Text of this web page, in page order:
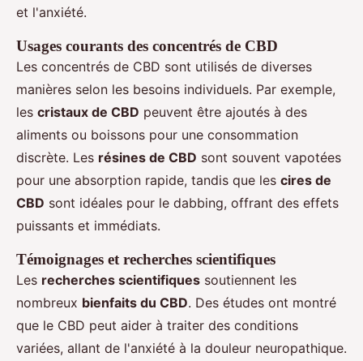
et l'anxiété.
Usages courants des concentrés de CBD
Les concentrés de CBD sont utilisés de diverses
manières selon les besoins individuels. Par exemple,
les cristaux de CBD peuvent être ajoutés à des
aliments ou boissons pour une consommation
discrète. Les résines de CBD sont souvent vapotées
pour une absorption rapide, tandis que les cires de
CBD sont idéales pour le dabbing, offrant des effets
puissants et immédiats.
Témoignages et recherches scientifiques
Les recherches scientifiques soutiennent les
nombreux bienfaits du CBD. Des études ont montré
que le CBD peut aider à traiter des conditions
variées, allant de l'anxiété à la douleur neuropathique.